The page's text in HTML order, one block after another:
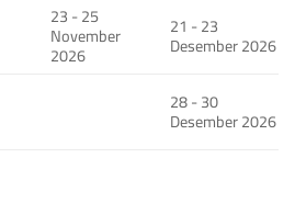
23 - 25
November
2026
21 - 23
Desember 2026
28 - 30
Desember 2026